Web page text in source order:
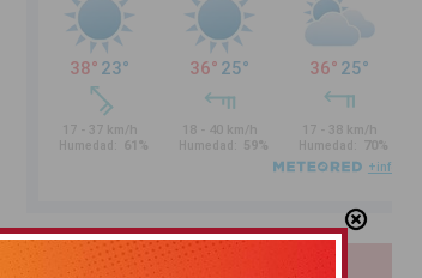
PUBLICIDAD